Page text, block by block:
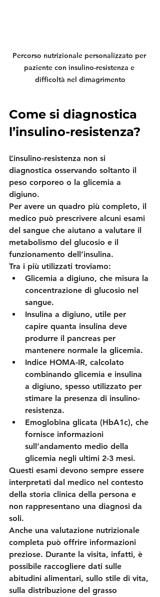
Percorso nutrizionale personalizzato per
paziente con insulino-resistenza e
difficoltà nel dimagrimento
Come si diagnostica
l’insulino-resistenza?
L’insulino-resistenza non si
diagnostica osservando soltanto il
peso corporeo o la glicemia a
digiuno.
Per avere un quadro più completo, il
medico può prescrivere alcuni esami
del sangue che aiutano a valutare il
metabolismo del glucosio e il
funzionamento dell’insulina.
Tra i più utilizzati troviamo:
Glicemia a digiuno, che misura la
concentrazione di glucosio nel
sangue.
Insulina a digiuno, utile per
capire quanta insulina deve
produrre il pancreas per
mantenere normale la glicemia.
Indice HOMA-IR, calcolato
combinando glicemia e insulina
a digiuno, spesso utilizzato per
stimare la presenza di insulino-
resistenza.
Emoglobina glicata (HbA1c), che
fornisce informazioni
sull’andamento medio della
glicemia negli ultimi 2-3 mesi.
Questi esami devono sempre essere
interpretati dal medico nel contesto
della storia clinica della persona e
non rappresentano una diagnosi da
soli.
Anche una valutazione nutrizionale
completa può offrire informazioni
preziose. Durante la visita, infatti, è
possibile raccogliere dati sulle
abitudini alimentari, sullo stile di vita,
sulla distribuzione del grasso